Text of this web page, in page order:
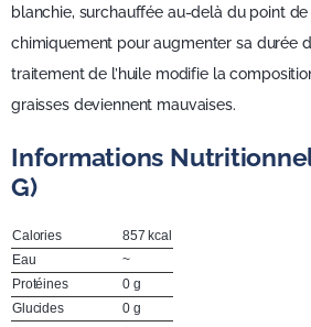
blanchie, surchauffée au-delà du point
chimiquement pour augmenter sa durée
traitement de l’huile modifie la
graisses deviennent mauvaises.
Informations
G)
Calories
857 kcal
Eau
~
Protéines
0 g
Glucides
0 g